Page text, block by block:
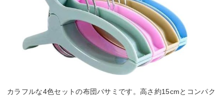
カラフルな4色セットの布団バサミです。高さ約15cmとコンパク